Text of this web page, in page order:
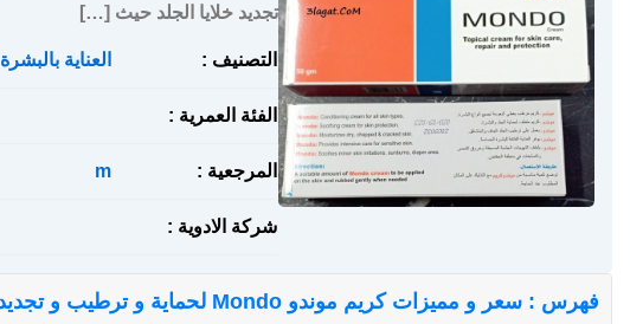
تجديد خلايا الجلد حيث […]
التصنيف : العناية بالبشرة
الفئة العمرية :
المرجعية : m
شركة الادوية :
فهرس : سعر و مميزات كريم موندو Mondo لحماية و ترطيب و تجديد خلايا الجلد